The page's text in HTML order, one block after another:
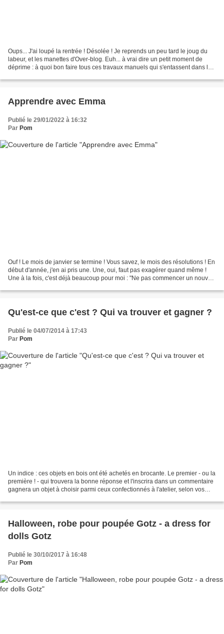
Oups... J'ai loupé la rentrée ! Désolée ! Je reprends un peu tard le joug du
labeur, et les manettes d'Over-blog. Euh... à vrai dire un petit moment de
déprime : à quoi bon faire tous ces travaux manuels qui s'entassent dans les
Apprendre avec Emma
Publié le 29/01/2022 à 16:32
Par Pom
Ouf ! Le mois de janvier se termine ! Vous savez, le mois des résolutions ! En
début d'année, j'en ai pris une. Une, oui, faut pas exagérer quand même !
Une à la fois, c'est déjà beaucoup pour moi : "Ne pas commencer un nouvel
Qu'est-ce que c'est ? Qui va trouver et gagner ?
Publié le 04/07/2014 à 17:43
Par Pom
Un indice : ces objets en bois ont été achetés en brocante. Le premier - ou la
première ! - qui trouvera la bonne réponse et l'inscrira dans un commentaire
gagnera un objet à choisir parmi ceux confectionnés à l'atelier, selon vos
Halloween, robe pour poupée Gotz - a dress for
dolls Gotz
Publié le 30/10/2017 à 16:48
Par Pom